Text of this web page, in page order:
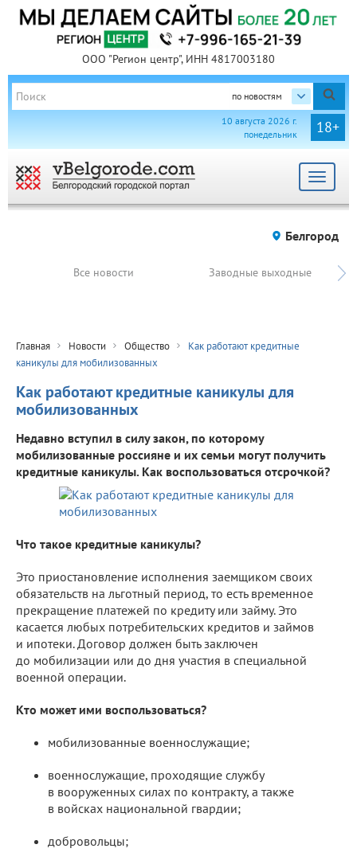
ООО "Регион центр", ИНН 4817003180
по новостям
18+
10 августа 2026 г.
понедельник
Toggle
Белгород
Все новости Заводные выходные
Главная Новости Общество
Как работают кредитные
каникулы для мобилизованных
Как работают кредитные каникулы для
мобилизованных
Недавно вступил в силу закон, по которому
мобилизованные россияне и их семьи могут получить
кредитные каникулы. Как воспользоваться отсрочкой?
Что такое кредитные каникулы?
Это приостановление исполнения заемщиком своих
обязательств на льготный период, то есть временное
прекращение платежей по кредиту или займу. Это
касается любых потребительских кредитов и займов
и ипотеки. Договор должен быть заключен
до мобилизации или до дня участия в специальной
военной операции.
Кто может ими воспользоваться?
мобилизованные военнослужащие;
военнослужащие, проходящие службу
в вооруженных силах по контракту, а также
в войсках национальной гвардии;
добровольцы;